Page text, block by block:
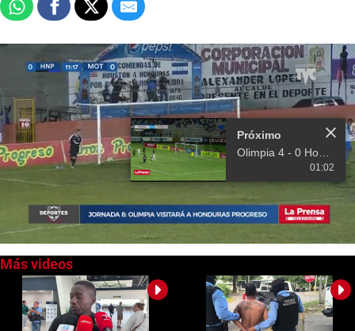
seconds
seconds
Próximo
Olimpia 4 - 0 Honduras Progreso (Liga Nacional)
01:02